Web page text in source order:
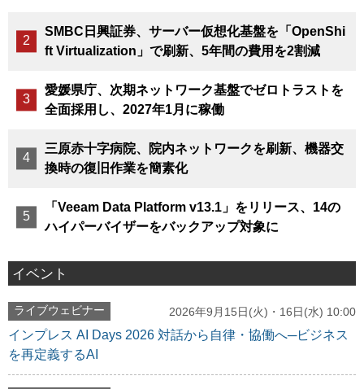
SMBC日興証券、サーバー仮想化基盤を「OpenShi
ft Virtualization」で刷新、5年間の費用を2割減
愛媛県庁、次期ネットワーク基盤でゼロトラストを
全面採用し、2027年1月に稼働
三原赤十字病院、院内ネットワークを刷新、機器交
換時の復旧作業を簡素化
「Veeam Data Platform v13.1」をリリース、14の
ハイパーバイザーをバックアップ対象に
イベント
ライブウェビナー 2026年9月15日(火)・16日(水) 10:00
インプレス AI Days 2026 対話から自律・協働へ─ビジネス
を再定義するAI